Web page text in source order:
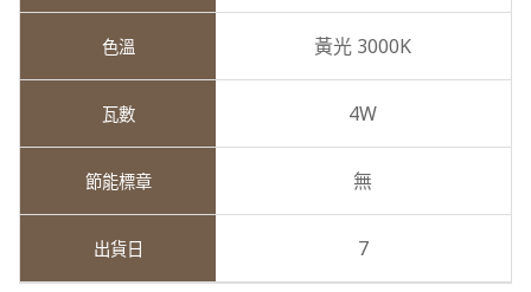
黃光 3000K
4W
無
7